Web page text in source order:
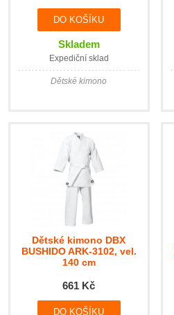
Skladem
Expediční sklad
Dětské kimono
Dětské kimono DBX
BUSHIDO ARK-3102, vel.
140 cm
661 Kč